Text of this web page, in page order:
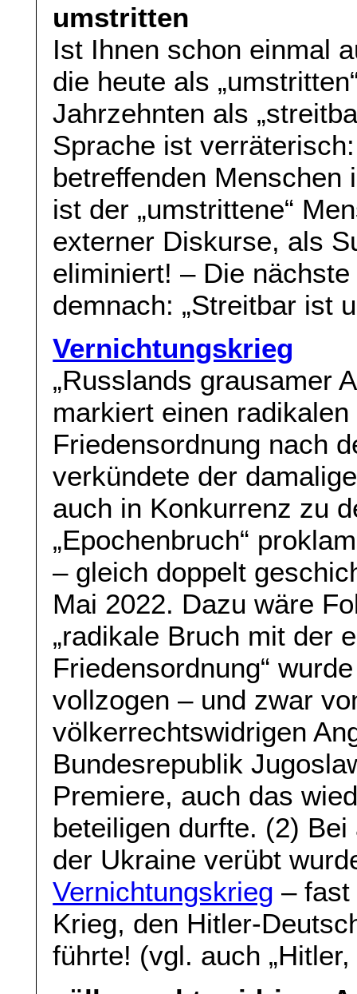
umstritten
Ist Ihnen schon einmal
die heute als
Jahrzehnten als
Sprache ist
betreffenden
ist der „umstrittene“
externer Diskurse, als
eliminiert! – Die
demnach: „Streitbar ist
Vernichtungskrieg
„Russlands grausamer
markiert einen
Friedensordnung nach
verkündete der
auch in Konkurrenz zu
„Epochenbruch“
– gleich doppelt
Mai 2022. Dazu wäre
„radikale Bruch mit der
Friedensordnung“
vollzogen – und zwar
völkerrechtswidrigen
Bundesrepublik
Premiere, auch das
beteiligen durfte. (2)
der Ukraine verübt
Vernichtungskrieg – fast
Krieg, den Hitler-
führte! (vgl. auch